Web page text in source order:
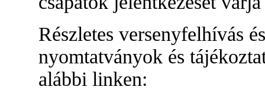
Részletes versenyfelhívás
nyomtatványok és
alábbi linken: